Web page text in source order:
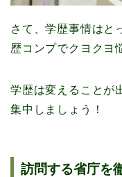
さて、学歴事情はと
歴コンプでクヨクヨ
学歴は変えることが
集中しましょう！
訪問する省庁を